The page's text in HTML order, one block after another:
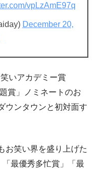
vpLzAmE97q
December 20,
いアカデミー賞
賞」ノミネートのお
ウンタウンと初対面す
お笑い界を盛り上げた
「最優秀多忙賞」「最